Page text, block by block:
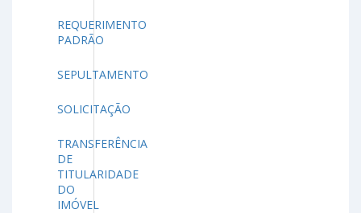
REQUERIMENTO
PADRÃO
SEPULTAMENTO
SOLICITAÇÃO
TRANSFERÊNCIA
DE
TITULARIDADE
DO
IMÓVEL